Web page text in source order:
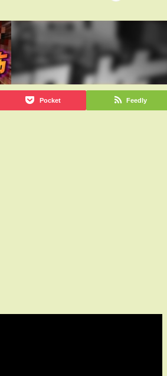
Pocket Feedly